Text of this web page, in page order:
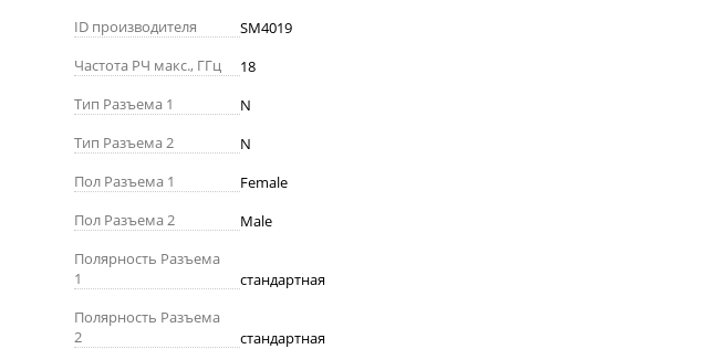
ID производителя
SM4019
Частота РЧ макс., ГГц
18
Тип Разъема 1
N
Тип Разъема 2
N
Пол Разъема 1
Female
Пол Разъема 2
Male
Полярность Разъема
1
стандартная
Полярность Разъема
2
стандартная